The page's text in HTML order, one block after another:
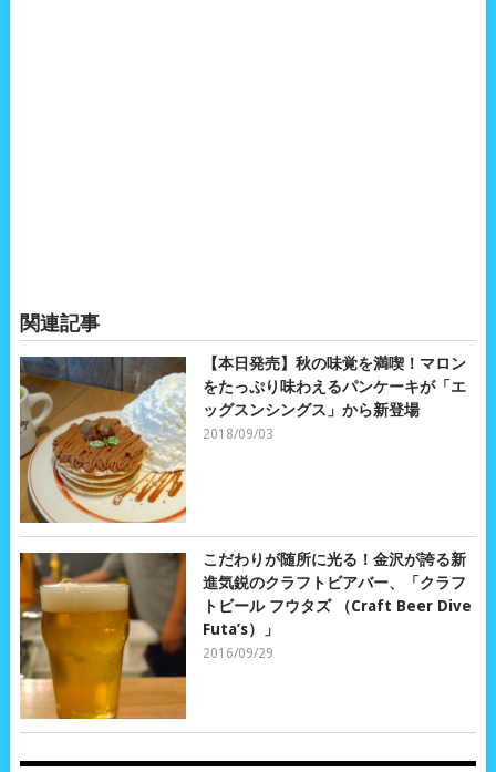
関連記事
【本日発売】秋の味覚を満喫！マロン
をたっぷり味わえるパンケーキが「エ
ッグスンシングス」から新登場
2018/09/03
こだわりが随所に光る！金沢が誇る新
進気鋭のクラフトビアバー、「クラフ
トビール フウタズ （Craft Beer Dive
Futa’s）」
2016/09/29